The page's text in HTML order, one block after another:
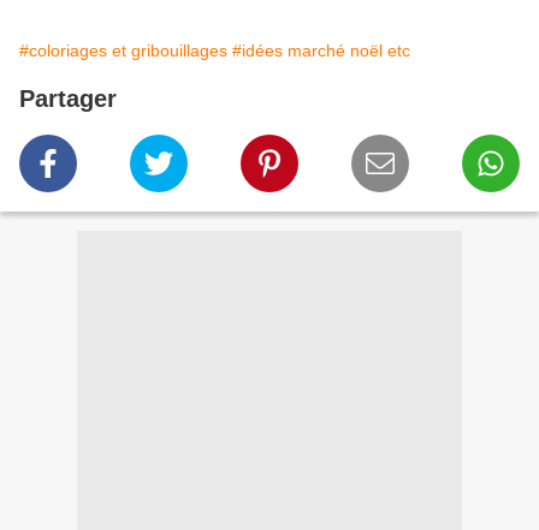
#coloriages et gribouillages #idées marché noël etc
Partager